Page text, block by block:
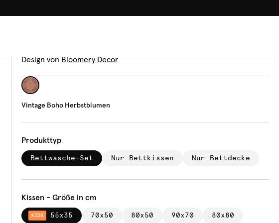
Bettwäsche
Design von Bloomery Decor
Vintage Boho Herbstblumen
Produkttyp
Bettwäsche-Set Nur Bettkissen Nur Bettdecke
Kissen - Größe in cm
KIDS 55x35 70x50 80x50 90x70 80x80